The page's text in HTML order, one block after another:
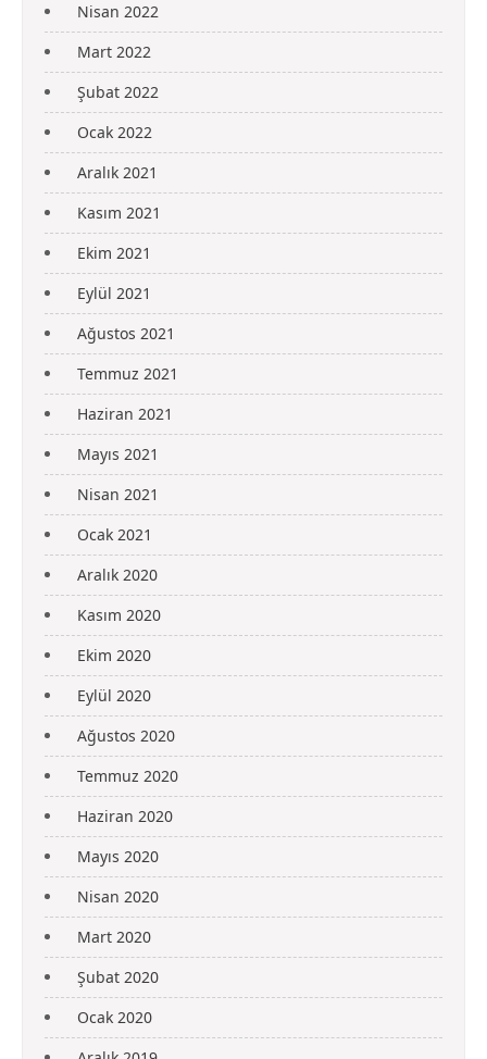
Nisan 2022
Mart 2022
Şubat 2022
Ocak 2022
Aralık 2021
Kasım 2021
Ekim 2021
Eylül 2021
Ağustos 2021
Temmuz 2021
Haziran 2021
Mayıs 2021
Nisan 2021
Ocak 2021
Aralık 2020
Kasım 2020
Ekim 2020
Eylül 2020
Ağustos 2020
Temmuz 2020
Haziran 2020
Mayıs 2020
Nisan 2020
Mart 2020
Şubat 2020
Ocak 2020